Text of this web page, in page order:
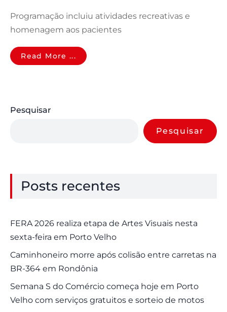
Programação incluiu atividades recreativas e
homenagem aos pacientes
Read More ...
Pesquisar
Pesquisar
Posts recentes
FERA 2026 realiza etapa de Artes Visuais nesta
sexta-feira em Porto Velho
Caminhoneiro morre após colisão entre carretas na
BR-364 em Rondônia
Semana S do Comércio começa hoje em Porto
Velho com serviços gratuitos e sorteio de motos